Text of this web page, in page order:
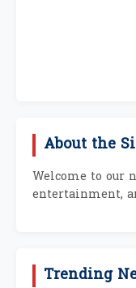
About the
Welcome to our
entertainment,
Trending